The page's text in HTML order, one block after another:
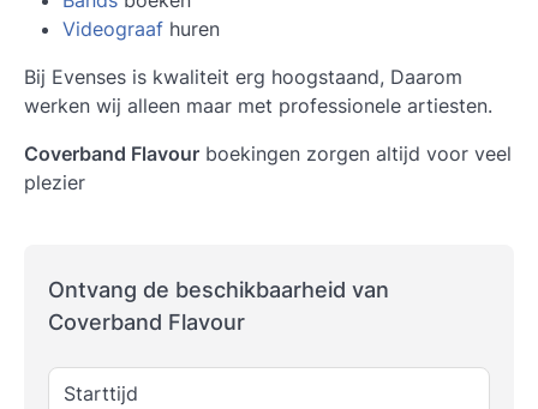
Videograaf huren
Bij Evenses is kwaliteit erg hoogstaand, Daarom
werken wij alleen maar met professionele artiesten.
Coverband Flavour boekingen zorgen altijd voor veel
plezier
Ontvang de beschikbaarheid van
Coverband Flavour
Starttijd